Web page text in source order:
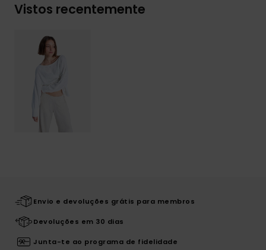
Vistos recentemente
Envio e devoluções grátis para membros
Devoluções em 30 dias
Junta-te ao programa de fidelidade